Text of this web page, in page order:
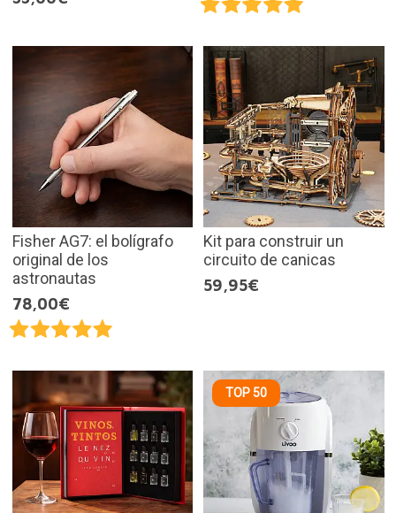
Fisher AG7: el bolígrafo
original de los
astronautas
78,00€
Kit para construir un
circuito de canicas
59,95€
TOP 50